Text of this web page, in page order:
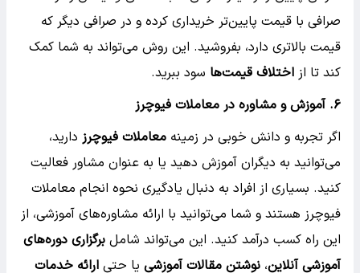
صرافی با قیمت پایین‌تر خریداری کرده و در صرافی دیگر که
قیمت بالاتری دارد، بفروشید. این روش می‌تواند به شما کمک
کند تا از اختلاف قیمت‌ها سود ببرید.
۶. آموزش و مشاوره در معاملات فیوچرز
اگر تجربه و دانش خوبی در زمینه معاملات فیوچرز دارید،
می‌توانید به دیگران آموزش دهید یا به عنوان مشاور فعالیت
کنید. بسیاری از افراد به دنبال یادگیری نحوه انجام معاملات
فیوچرز هستند و شما می‌توانید با ارائه مشاوره‌های آموزشی، از
این راه کسب درآمد کنید. این می‌تواند شامل برگزاری دوره‌های
آموزشی آنلاین، نوشتن مقالات آموزشی یا حتی ارائه خدمات